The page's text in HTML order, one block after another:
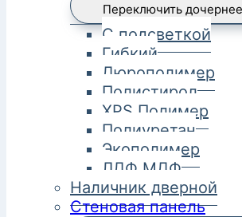
Переключить
С подсветкой
Гибкий
Дюрополимер
Полистирол
XPS Полимер
Полиуретан
Экополимер
ЛДФ МДФ
Наличник дверной
Стеновая панель